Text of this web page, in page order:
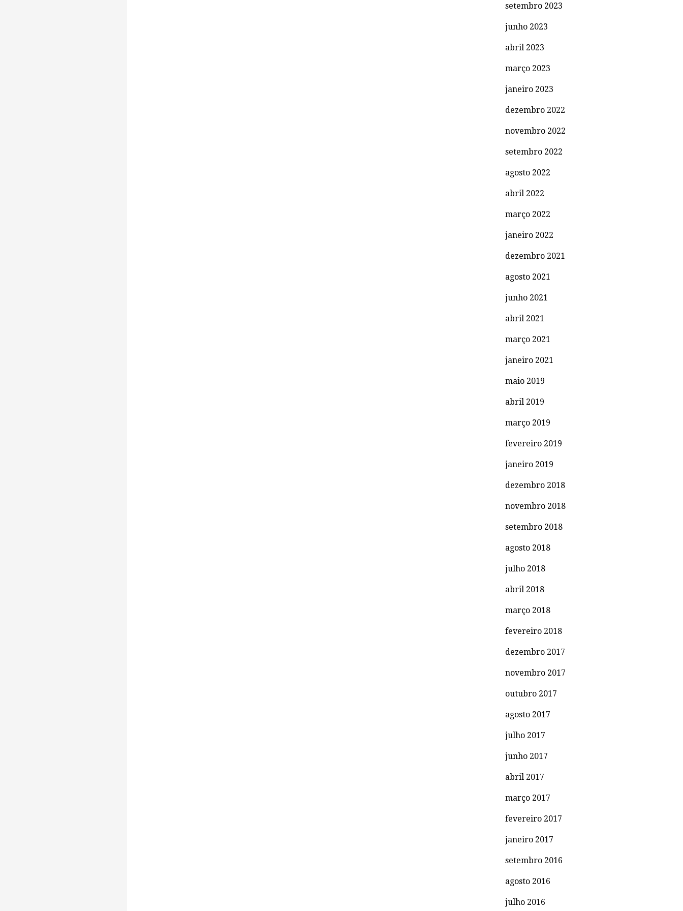
setembro 2023
junho 2023
abril 2023
março 2023
janeiro 2023
dezembro 2022
novembro 2022
setembro 2022
agosto 2022
abril 2022
março 2022
janeiro 2022
dezembro 2021
agosto 2021
junho 2021
abril 2021
março 2021
janeiro 2021
maio 2019
abril 2019
março 2019
fevereiro 2019
janeiro 2019
dezembro 2018
novembro 2018
setembro 2018
agosto 2018
julho 2018
abril 2018
março 2018
fevereiro 2018
dezembro 2017
novembro 2017
outubro 2017
agosto 2017
julho 2017
junho 2017
abril 2017
março 2017
fevereiro 2017
janeiro 2017
setembro 2016
agosto 2016
julho 2016